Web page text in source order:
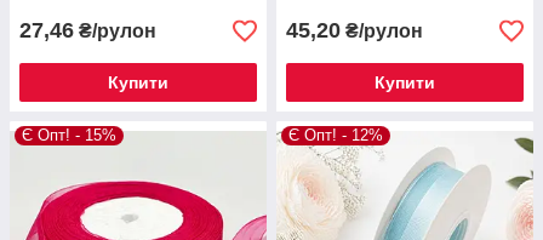
27,46 ₴/рулон
Купити
45,20 ₴/рулон
Купити
Є Опт! - 15% Є Опт! - 12%